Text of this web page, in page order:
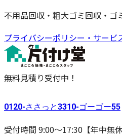
不用品回収・粗大ゴミ回収・ゴ
プライバシーポリシー・サービ
無料見積り受付中！
0120-ささっと3310-ゴーゴー55
受付時間 9:00〜17:30【年中無休